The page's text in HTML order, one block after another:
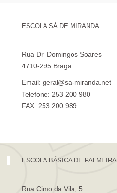
ESCOLA SÁ DE MIRANDA
Rua Dr. Domingos Soares
4710-295 Braga
Email: geral@sa-miranda.net
Telefone: 253 200 980
FAX: 253 200 989
ESCOLA BÁSICA DE PALMEIRA
Rua Cimo da Vila, 5